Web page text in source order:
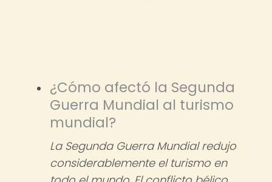
¿Cómo afectó la Segunda
Guerra Mundial al turismo
mundial?
La Segunda Guerra Mundial redujo
considerablemente el turismo en